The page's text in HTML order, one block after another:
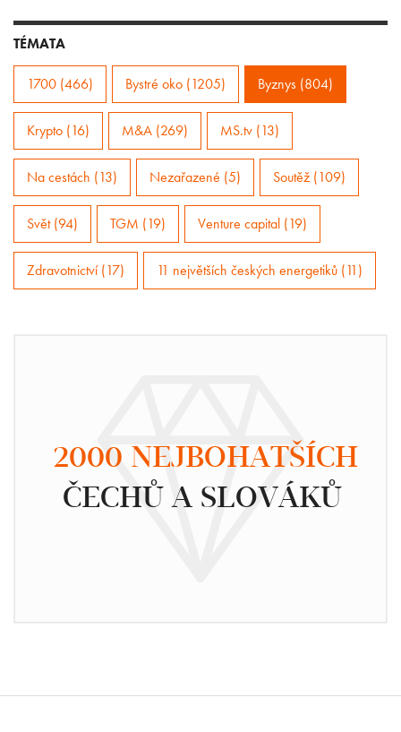
TÉMATA
1700 (466) Bystré oko (1205) Byznys (804)
Krypto (16) M&A (269) MS.tv (13)
Na cestách (13) Nezařazené (5) Soutěž (109)
Svět (94) TGM (19) Venture capital (19)
Zdravotnictví (17) 11 největších českých energetiků (11)
2000 NEJBOHATŠÍCH
ČECHŮ A SLOVÁKŮ